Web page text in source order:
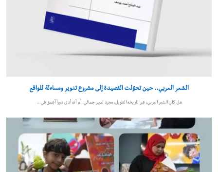
الشعر العربي.. حين تحوّلت القصيدة إلى مشروع تنوير ومساءلة للواقع
هل كان الشعر العربي، عبر تاريخه الطويل، مجرد تعبير جمالي، أم أنه أدى دوراً أعمق في…